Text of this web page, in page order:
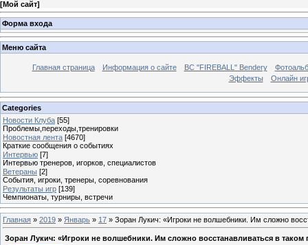
[Мой сайт]
Форма входа
Меню сайта
Главная страница Информация о сайте BC "FIREBALL" Bendery
Эффекты
Онлайн
Categories
Новости Клуба [55]
Проблемы,переходы,тренировки
Новостная лента [4670]
Краткие сообщения о событиях
Интервью [7]
Интервью тренеров, игорков, специалистов
Ветераны [2]
События, игроки, тренеры, соревнования
Результаты игр [139]
Чемпионаты, турниры, встречи
Главная » 2019 » Январь » 17 » Зоран Лукич: «Игроки не волшебники. Им сложно
Зоран Лукич: «Игроки не волшебники. Им сложно восстанавливаться в таком